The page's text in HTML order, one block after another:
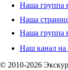
Наша группа
Наша
Наша группа
Наш канал на
© 2010-2026